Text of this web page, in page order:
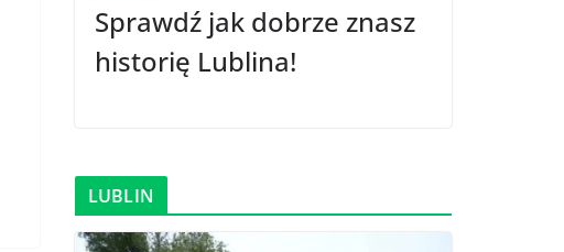
Sprawdź jak dobrze znasz
historię Lublina!
LUBLIN